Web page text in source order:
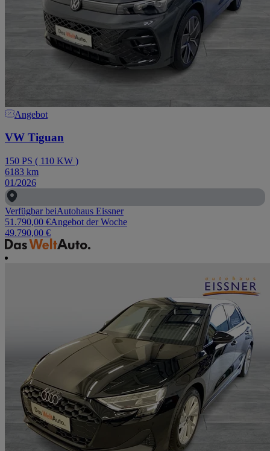
Angebot
VW Tiguan
150 PS ( 110 KW )
6183 km
01/2026
Verfügbar beiAutohaus Eissner
51.790,00 €Angebot der Woche
49.790,00 €